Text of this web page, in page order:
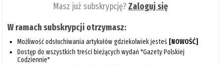
Masz już subskrypcję?Zaloguj się
W ramach subskrypcji otrzymasz:
Możliwość odsłuchiwania artykułów gdziekolwiek jesteś [NOWOŚĆ]
Dostęp do wszystkich treści bieżących wydań "Gazety Polskiej
Codziennie"